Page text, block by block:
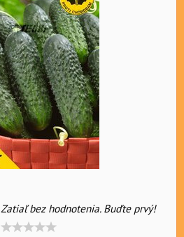
Zatiaľ bez hodnotenia. Buďte prvý!